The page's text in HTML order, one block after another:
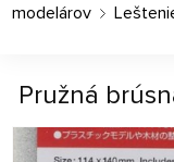
modelárov
Pružná